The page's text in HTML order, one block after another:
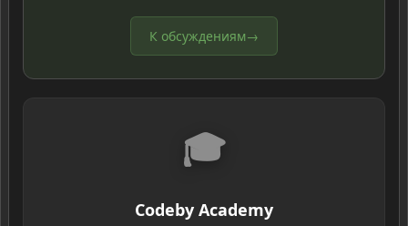
К обсуждениям→
🎓
Codeby Academy